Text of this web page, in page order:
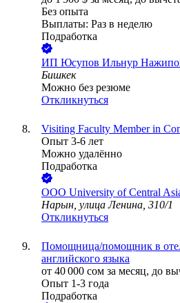
Без опыта
Выплаты: Раз в неделю
Подработка
ИП Юсупов Ильнур
Бишкек
Можно без резюме
Откликнуться
Visiting Faculty Member in
Опыт 3-6 лет
Можно удалённо
Подработка
ООО University of Central
Нарын, улица Ленина, 310/1
Откликнуться
Помощница/помощник в
английского языка
от 40 000 сом за месяц, до
Опыт 1-3 года
Подработка